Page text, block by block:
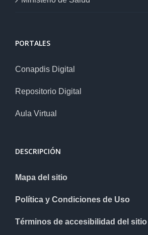
PORTALES
Conapdis Digital
Repositorio Digital
Aula Virtual
DESCRIPCIÓN
Mapa del sitio
Política y Condiciones de Uso
Términos de accesibilidad del sitio